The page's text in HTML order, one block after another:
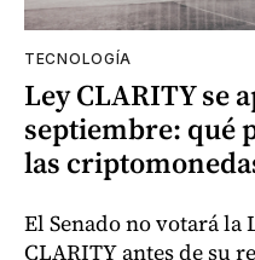
TECNOLOGÍA
Ley CLARITY se
septiembre: qué
las
El Senado no votará la
CLARITY antes de su